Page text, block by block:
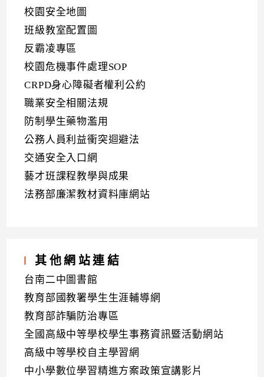
校園安全地圖
班級教室配置圖
反霸凌專區
校園危機事件處理SOP
CRPD身心障礙者權利公約
職業安全相關法規
防制學生藥物濫用
公務人員利益衝突迴避法
交通安全入口網
藝才班課程教學與成果
法務部廉潔教材資料庫網站
其他網站連結
台南二中圖書館
教育部國教署學生生涯輔導網
教育部詐騙防治專區
全國高級中等學校學生事務資訊暨活動網站
高級中等學校自主學習網
中小學數位學習精進方案政策宣講影片